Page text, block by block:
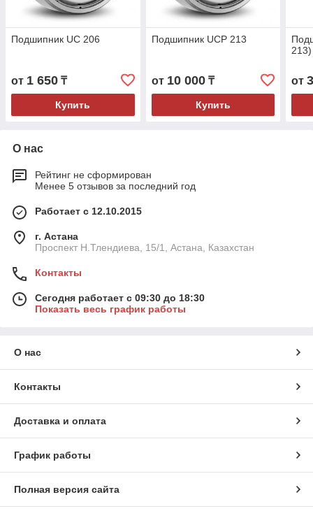
Подшипник UC 206
от 1 650 ₸
Купить
Подшипник UCP 213
от 10 000₸
Купить
213)
от
О нас
Рейтинг не сформирован
Менее 5 отзывов за последний год
Работает с 12.10.2015
г. Астана
Проспект Н.Тлендиева, 15/1, Астана, Казахстан
Контакты
Сегодня работает с 09:30 до 18:30
Показать весь график работы
О нас
Контакты
Доставка и оплата
График работы
Полная версия сайта